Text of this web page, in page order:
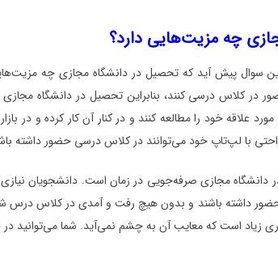
چه مزیت‌هایی دارد؟
این سوال پیش آید که تحصیل در دانشگاه مجازی چه
در کلاس درسی کنند، بنابراین تحصیل در دانشگاه
علاقه خود را مطالعه کنند و در کنار آن کار کرده و
راحتی با لپ‌تاپ خود می‌توانند در کلاس درسی حضور
مجازی صرفه‌جویی در زمان است. دانشجویان
داشته باشند و بدون هیچ رفت و آمدی در کلاس درس
زیاد است که معایب آن به چشم نمی‌آید. شما می‌توانید